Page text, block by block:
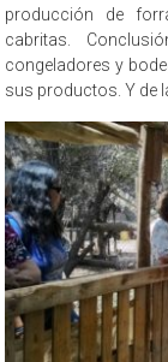
producción de
cabritas.
congeladores y
sus productos. Y de